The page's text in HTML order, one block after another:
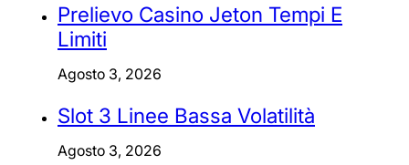
Prelievo Casino Jeton Tempi E
Limiti
Agosto 3, 2026
Slot 3 Linee Bassa Volatilità
Agosto 3, 2026